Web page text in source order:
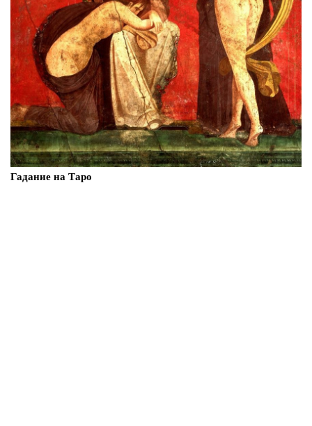
Гадание на Таро